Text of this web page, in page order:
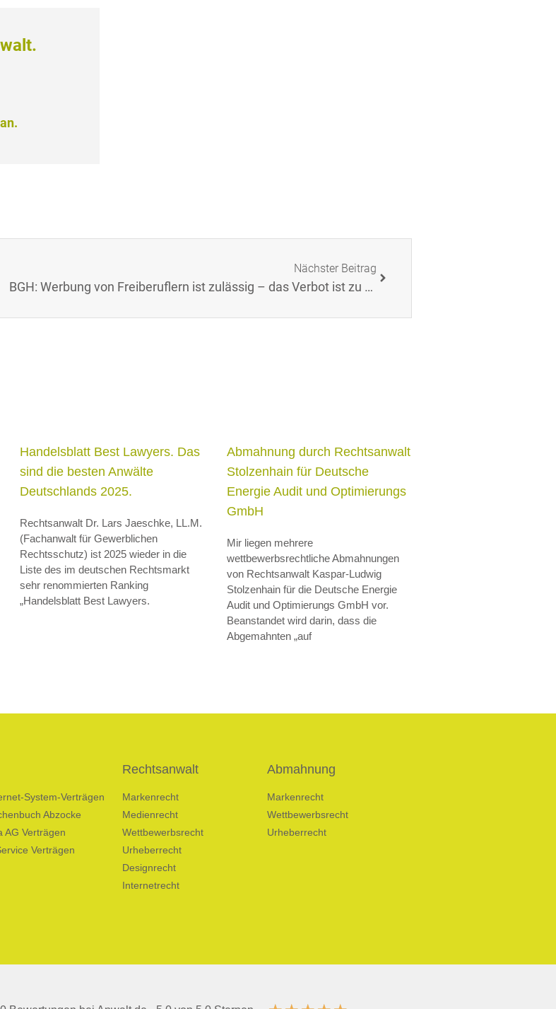
Nächster Beitrag
BGH: Werbung von Freiberuflern ist zulässig – das Verbot ist zu rechtfertigen
Handelsblatt Best Lawyers. Das
sind die besten Anwälte
Deutschlands 2025.
Rechtsanwalt Dr. Lars Jaeschke, LL.M.
(Fachanwalt für Gewerblichen
Rechtsschutz) ist 2025 wieder in die
Liste des im deutschen Rechtsmarkt
sehr renommierten Ranking
„Handelsblatt Best Lawyers.
Abmahnung durch Rechtsanwalt
Stolzenhain für Deutsche
Energie Audit und Optimierungs
GmbH
Mir liegen mehrere
wettbewerbsrechtliche Abmahnungen
von Rechtsanwalt Kaspar-Ludwig
Stolzenhain für die Deutsche Energie
Audit und Optimierungs GmbH vor.
Beanstandet wird darin, dass die
Abgemahnten „auf
System-Verträgen
Abzocke
AG Verträgen
Verträgen
Rechtsanwalt
Markenrecht
Medienrecht
Wettbewerbsrecht
Urheberrecht
Designrecht
Internetrecht
Abmahnung
Markenrecht
Wettbewerbsrecht
Urheberrecht